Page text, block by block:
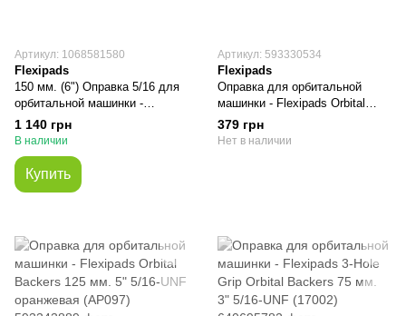
Артикул: 1068581580
Flexipads
150 мм. (6") Оправка 5/16 для
орбитальной машинки -
Fleхipads 51-Hole GRIP DA pad
5/16 (17096)
1 140 грн
В наличии
Купить
Артикул: 593330534
Flexipads
Оправка для орбитальной
машинки - Flexipads Orbital
Backers 70 мм. 2.75" 5/16-UNF
оранжевая (AP095)
379 грн
Нет в наличии